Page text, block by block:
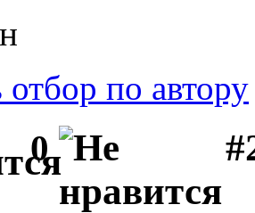
отбор по автору
0